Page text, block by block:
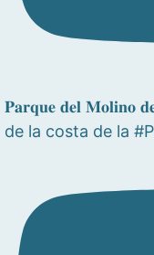
𝐏𝐚𝐫𝐪𝐮𝐞 𝐝𝐞𝐥 𝐌𝐨𝐥𝐢𝐧𝐨
de la costa de la